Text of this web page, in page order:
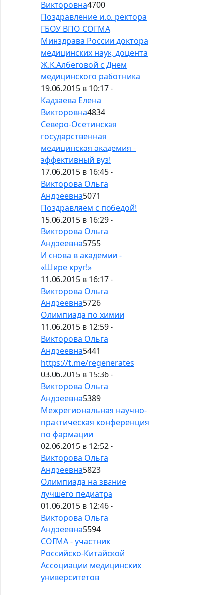
Викторовна4700
Поздравление и.о. ректора
ГБОУ ВПО СОГМА
Минздрава России доктора
медицинских наук, доцента
Ж.К.Албеговой с Днем
медицинского работника
19.06.2015 в 10:17 -
Кадзаева Елена
Викторовна4834
Северо-Осетинская
государственная
медицинская академия -
эффективный вуз!
17.06.2015 в 16:45 -
Викторова Ольга
Андреевна5071
Поздравляем с победой!
15.06.2015 в 16:29 -
Викторова Ольга
Андреевна5755
И снова в академии -
«Шире круг!»
11.06.2015 в 16:17 -
Викторова Ольга
Андреевна5726
Олимпиада по химии
11.06.2015 в 12:59 -
Викторова Ольга
Андреевна5441
https://t.me/regenerates
03.06.2015 в 15:36 -
Викторова Ольга
Андреевна5389
Межрегиональная научно-
практическая конференция
по фармации
02.06.2015 в 12:52 -
Викторова Ольга
Андреевна5823
Олимпиада на звание
лучшего педиатра
01.06.2015 в 12:46 -
Викторова Ольга
Андреевна5594
СОГМА - участник
Российско-Китайской
Ассоциации медицинских
университетов